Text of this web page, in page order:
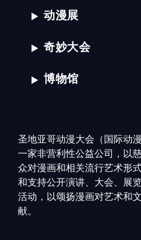
动漫展
奇妙大会
博物馆
圣地亚哥动漫大会（国际动
一家非营利性公益公司，以
众对漫画和相关流行艺术形
和支持公开演讲、大会、展
活动，以颂扬漫画对艺术和
献。